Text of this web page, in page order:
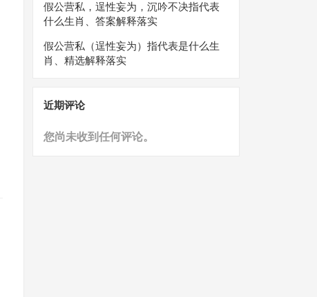
假公营私，逞性妄为，沉吟不决指代表
什么生肖、答案解释落实
假公营私（逞性妄为）指代表是什么生
肖、精选解释落实
近期评论
您尚未收到任何评论。